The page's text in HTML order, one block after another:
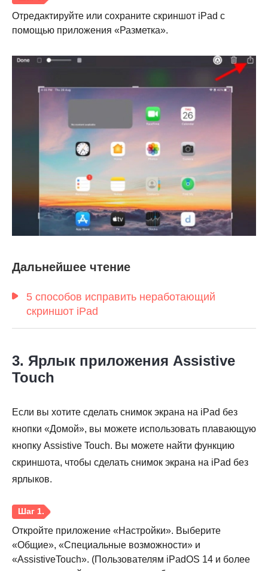
Шаг 2.
Шаг 3.
Отредактируйте или сохраните скриншот iPad с
помощью приложения «Разметка».
Дальнейшее чтение
5 способов исправить неработающий
скриншот iPad
3. Ярлык приложения Assistive
Touch
Если вы хотите сделать снимок экрана на iPad без
кнопки «Домой», вы можете использовать плавающую
кнопку Assistive Touch. Вы можете найти функцию
скриншота, чтобы сделать снимок экрана на iPad без
ярлыков.
Откройте приложение «Настройки». Выберите
«Общие», «Специальные возможности» и
«AssistiveTouch». (Пользователям iPadOS 14 и более